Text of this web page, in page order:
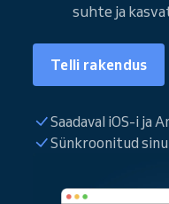
suhte ja
Telli rakendus
Saadaval iOS-i ja
Sünkroonitud